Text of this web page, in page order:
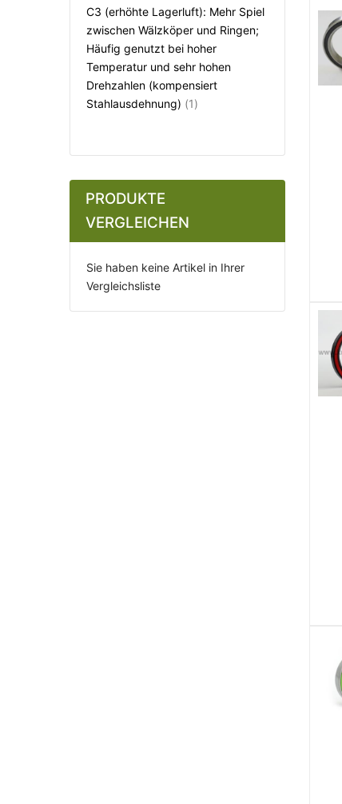
C3 (erhöhte Lagerluft): Mehr Spiel
zwischen Wälzköper und Ringen;
Häufig genutzt bei hoher
Temperatur und sehr hohen
Drehzahlen (kompensiert
Stahlausdehnung)
1Artikel
PRODUKTE
VERGLEICHEN
Sie haben keine Artikel in Ihrer
Vergleichsliste